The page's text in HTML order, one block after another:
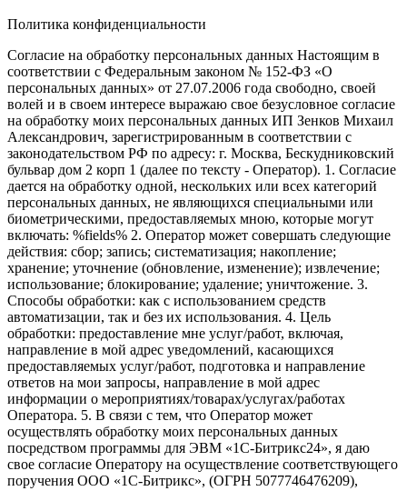
Политика конфиденциальности
Согласие на обработку персональных данных Настоящим в
соответствии с Федеральным законом № 152-ФЗ «О
персональных данных» от 27.07.2006 года свободно, своей
волей и в своем интересе выражаю свое безусловное согласие
на обработку моих персональных данных ИП Зенков Михаил
Александрович, зарегистрированным в соответствии с
законодательством РФ по адресу: г. Москва, Бескудниковский
бульвар дом 2 корп 1 (далее по тексту - Оператор). 1. Согласие
дается на обработку одной, нескольких или всех категорий
персональных данных, не являющихся специальными или
биометрическими, предоставляемых мною, которые могут
включать: %fields% 2. Оператор может совершать следующие
действия: сбор; запись; систематизация; накопление;
хранение; уточнение (обновление, изменение); извлечение;
использование; блокирование; удаление; уничтожение. 3.
Способы обработки: как с использованием средств
автоматизации, так и без их использования. 4. Цель
обработки: предоставление мне услуг/работ, включая,
направление в мой адрес уведомлений, касающихся
предоставляемых услуг/работ, подготовка и направление
ответов на мои запросы, направление в мой адрес
информации о мероприятиях/товарах/услугах/работах
Оператора. 5. В связи с тем, что Оператор может
осуществлять обработку моих персональных данных
посредством программы для ЭВМ «1С-Битрикс24», я даю
свое согласие Оператору на осуществление соответствующего
поручения ООО «1С-Битрикс», (ОГРН 5077746476209),